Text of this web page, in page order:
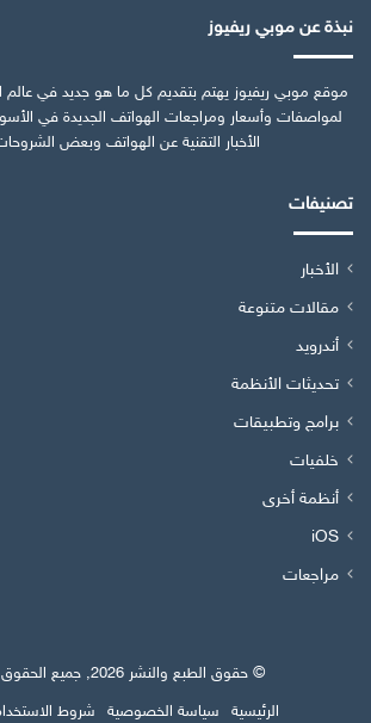
نبذة عن موبي ريفيوز
موقع موبي ريفيوز يهتم بتقديم كل ما هو جديد في
لمواصفات وأسعار ومراجعات الهواتف الجديدة في
الأخبار التقنية عن الهواتف وبعض
تصنيفات
الأخبار
مقالات متنوعة
أندرويد
تحديثات الأنظمة
برامج وتطبيقات
خلفيات
أنظمة أخرى
iOS
مراجعات
© حقوق الطبع والنشر 2026, جميع الحقوق محفوظة
الرئيسية
سياسة الخصوصية شروط